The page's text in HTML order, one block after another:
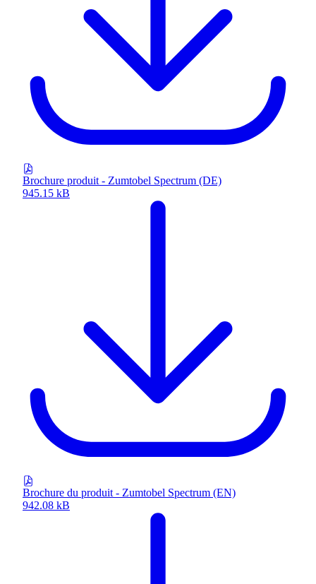
Brochure produit - Zumtobel Spectrum (DE)
945.15 kB
Brochure du produit - Zumtobel Spectrum (EN)
942.08 kB